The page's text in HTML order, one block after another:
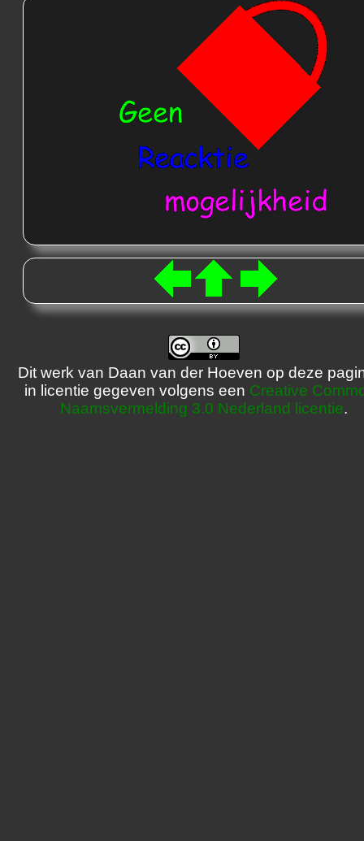
Dit werk van Daan van der Hoeven op deze
in licentie gegeven volgens een Creative
Naamsvermelding 3.0 Nederland licentie.